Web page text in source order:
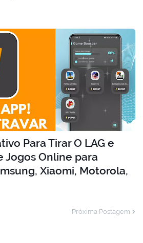
Para Tirar O LAG e
Jogos Online para
Xiaomi, Motorola,
Próxima Postagem